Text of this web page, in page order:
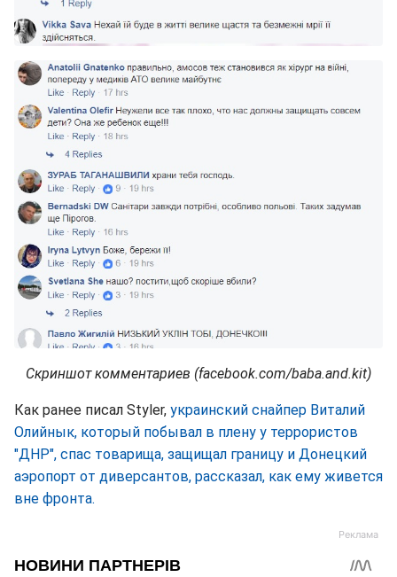
Скриншот комментариев (facebook.com/baba.and.kit)
Как ранее писал Styler, украинский снайпер Виталий
Олийнык, который побывал в плену у террористов
"ДНР", спас товарища, защищал границу и Донецкий
аэропорт от диверсантов, рассказал, как ему живется
вне фронта.